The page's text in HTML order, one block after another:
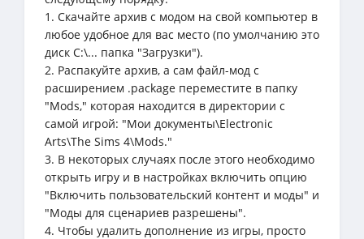
1. Скачайте архив с модом на свой компьютер в
любое удобное для вас место (по умолчанию это
диск C:\... папка "Загрузки").
2. Распакуйте архив, а сам файл-мод с
расширением .package переместите в папку
"Mods," которая находится в директории с
самой игрой: "Мои документы\Electronic
Arts\The Sims 4\Mods."
3. В некоторых случаях после этого необходимо
открыть игру и в настройках включить опцию
"Включить пользовательский контент и моды" и
"Моды для сценариев разрешены".
4. Чтобы удалить дополнение из игры, просто